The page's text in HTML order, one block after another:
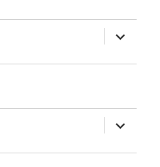
anzeigen
anzeigen